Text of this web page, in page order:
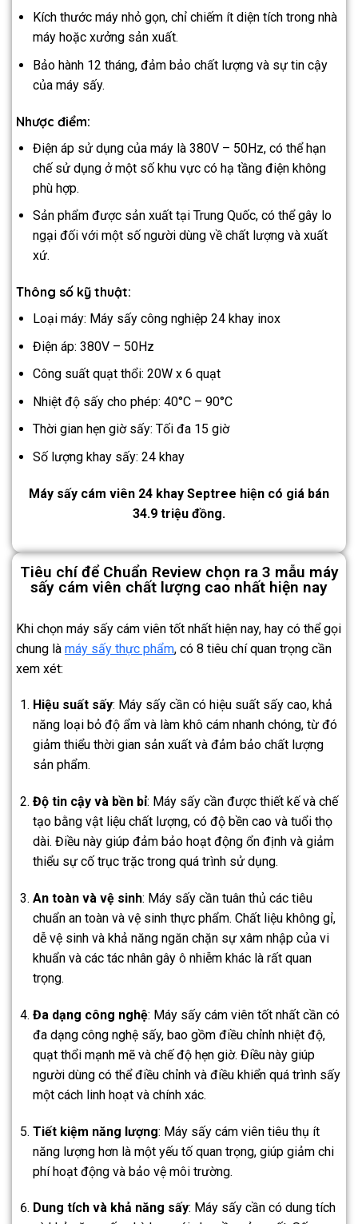
Kích thước máy nhỏ gọn, chỉ chiếm ít diện tích trong nhà
máy hoặc xưởng sản xuất.
Bảo hành 12 tháng, đảm bảo chất lượng và sự tin cậy
của máy sấy.
Nhược điểm:
Điện áp sử dụng của máy là 380V – 50Hz, có thể hạn
chế sử dụng ở một số khu vực có hạ tầng điện không
phù hợp.
Sản phẩm được sản xuất tại Trung Quốc, có thể gây lo
ngại đối với một số người dùng về chất lượng và xuất
xứ.
Thông số kỹ thuật:
Loại máy: Máy sấy công nghiệp 24 khay inox
Điện áp: 380V – 50Hz
Công suất quạt thổi: 20W x 6 quạt
Nhiệt độ sấy cho phép: 40°C – 90°C
Thời gian hẹn giờ sấy: Tối đa 15 giờ
Số lượng khay sấy: 24 khay
Máy sấy cám viên 24 khay Septree hiện có giá bán
34.9 triệu đồng.
Tiêu chí để Chuẩn Review chọn ra 3 mẫu máy
sấy cám viên chất lượng cao nhất hiện nay
Khi chọn máy sấy cám viên tốt nhất hiện nay, hay có thể gọi
chung là máy sấy thực phẩm, có 8 tiêu chí quan trọng cần
xem xét:
Hiệu suất sấy: Máy sấy cần có hiệu suất sấy cao, khả
năng loại bỏ độ ẩm và làm khô cám nhanh chóng, từ đó
giảm thiểu thời gian sản xuất và đảm bảo chất lượng
sản phẩm.
Độ tin cậy và bền bỉ: Máy sấy cần được thiết kế và chế
tạo bằng vật liệu chất lượng, có độ bền cao và tuổi thọ
dài. Điều này giúp đảm bảo hoạt động ổn định và giảm
thiểu sự cố trục trặc trong quá trình sử dụng.
An toàn và vệ sinh: Máy sấy cần tuân thủ các tiêu
chuẩn an toàn và vệ sinh thực phẩm. Chất liệu không gỉ,
dễ vệ sinh và khả năng ngăn chặn sự xâm nhập của vi
khuẩn và các tác nhân gây ô nhiễm khác là rất quan
trọng.
Đa dạng công nghệ: Máy sấy cám viên tốt nhất cần có
đa dạng công nghệ sấy, bao gồm điều chỉnh nhiệt độ,
quạt thổi mạnh mẽ và chế độ hẹn giờ. Điều này giúp
người dùng có thể điều chỉnh và điều khiển quá trình sấy
một cách linh hoạt và chính xác.
Tiết kiệm năng lượng: Máy sấy cám viên tiêu thụ ít
năng lượng hơn là một yếu tố quan trọng, giúp giảm chi
phí hoạt động và bảo vệ môi trường.
Dung tích và khả năng sấy: Máy sấy cần có dung tích